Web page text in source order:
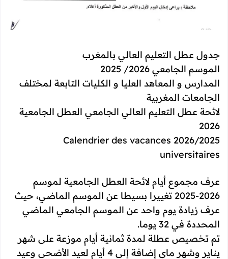
جدول عطل التعليم العالي بالمغرب
الموسم الجامعي 2026/ 2025
المدارس و المعاهد العليا و الكليات التابعة لمختلف
الجامعات المغربية​
لائحة عطل التعليم العالي الجامعي العطل الجامعية
2026
2026/2025 Calendrier des vacances
universitaires​
عرف مجموع أيام لائحة العطل الجامعية لموسم
2026-2025 تغييرا بسيطا عن الموسم الماضي، حيث
عرف زيادة يوم واحد عن الموسم الجامعي الماضي
المحددة في 32 يوما.
تم تخصيص عطلة لمدة ثمانية أيام موزعة على شهر
يناير وشهر ماي إضافة إلى 4 أيام لعيد الأضحى وعيد